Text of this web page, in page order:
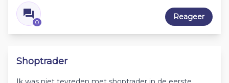
0
Reageer
Shoptrader